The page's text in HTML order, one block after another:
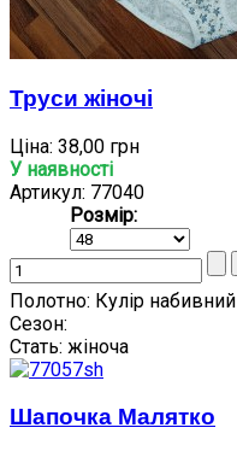
Труси жіночі
Ціна: 38,00 грн
У наявності
Артикул: 77040
Розмір:
Полотно: Кулір набивний
Сезон:
Стать: жіноча
Шапочка Малятко